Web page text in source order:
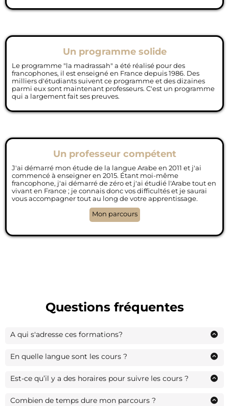
Un programme solide
Le programme "la madrassah" a été réalisé pour des
francophones, il est enseigné en France depuis 1986. Des
milliers d'étudiants suivent ce programme et des dizaines
parmi eux sont maintenant professeurs. C'est un programme
qui a largement fait ses preuves.
Un professeur compétent
J'ai démarré mon étude de la langue Arabe en 2011 et j'ai
commencé à enseigner en 2015. Étant moi-même
francophone, j'ai démarré de zéro et j'ai étudié l'Arabe tout en
vivant en France ; je connais donc vos difficultés et je saurai
vous accompagner tout au long de votre apprentissage.
Mon parcours
Questions fréquentes
A qui s'adresse ces formations?
En quelle langue sont les cours ?
Est-ce qu’il y a des horaires pour suivre les cours ?
Combien de temps dure mon parcours ?